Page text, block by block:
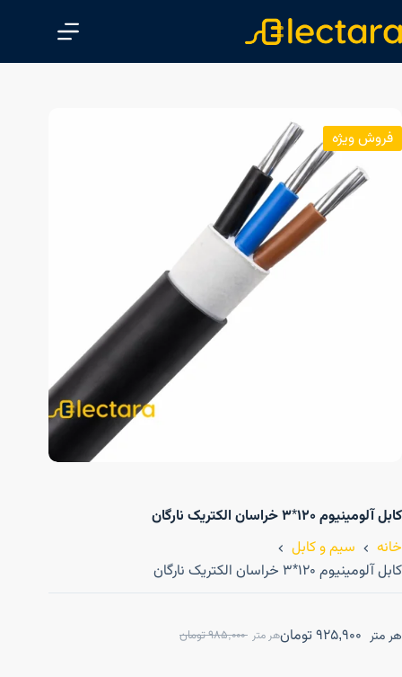
ش
فروش ویژه
کابل آلومینیوم ۱۲۰*۳ خراسان الکتریک نارگان
خانه
سیم و کابل
کابل آلومینیوم ۱۲۰*۳ خراسان الکتریک نارگان
هر متر 985,000تومان هر متر 925,900 تومان